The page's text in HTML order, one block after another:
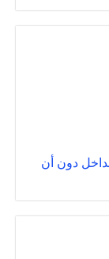
دون أن